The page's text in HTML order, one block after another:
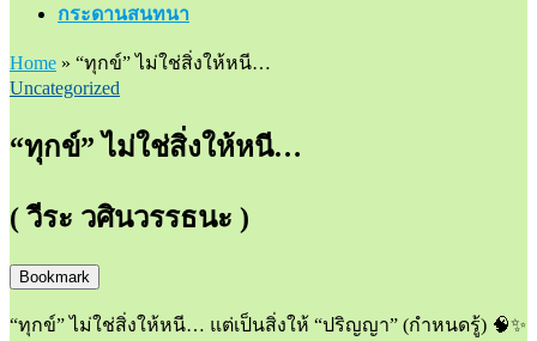
กระดานสนทนา
Home » “ทุกข์” ไม่ใช่สิ่งให้หนี…
Uncategorized
“ทุกข์” ไม่ใช่สิ่งให้หนี…
( วีระ วศินวรรธนะ )
Bookmark
“ทุกข์” ไม่ใช่สิ่งให้หนี… แต่เป็นสิ่งให้ “ปริญญา” (กำหนดรู้) 🧠✨